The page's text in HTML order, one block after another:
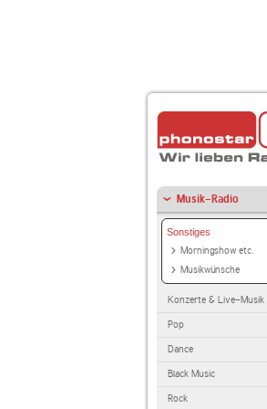
Musik-Radio
Sonstiges
Morningshow etc.
Musikwünsche
Konzerte & Live-Musik
Pop
Dance
Black Music
Rock